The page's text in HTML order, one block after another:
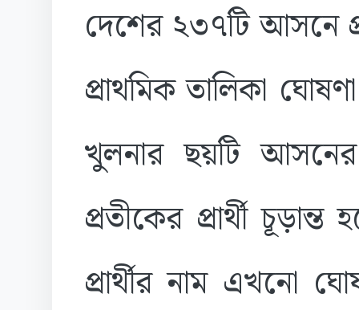
দেশের ২৩৭টি আসনে
প্রাথমিক তালিকা
খুলনার ছয়টি আসনের
প্রতীকের প্রার্থী
প্রার্থীর নাম এখনো